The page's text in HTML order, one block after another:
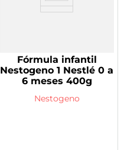
Fórmula infantil
Nestogeno 1 Nestlé 0 a
6 meses 400g
Nestogeno